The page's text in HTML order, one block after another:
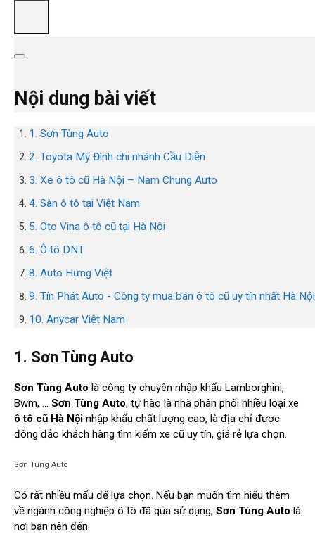
Nội dung bài viết
1. Sơn Tùng Auto
2. Toyota Mỹ Đình chi nhánh Cầu Diễn
3. Xe ô tô cũ Hà Nội – Nam Chung Auto
4. Sàn ô tô tại Việt Nam
5. Oto Vina ô tô cũ tại Hà Nội
6. Ô tô DNT
8. Auto Hưng Việt
9. Tín Phát Auto - Công ty mua bán ô tô cũ uy tín nhất Hà Nội
10. Anycar Việt Nam
1. Sơn Tùng Auto
Sơn Tùng Auto là công ty chuyên nhập khẩu Lamborghini,
Bwm, … Sơn Tùng Auto, tự hào là nhà phân phối nhiều loại xe
ô tô cũ Hà Nội nhập khẩu chất lượng cao, là địa chỉ được
đông đảo khách hàng tìm kiếm xe cũ uy tín, giá rẻ lựa chọn.
Sơn Tùng Auto
Có rất nhiều mẩu để lựa chọn. Nếu bạn muốn tìm hiểu thêm
về ngành công nghiệp ô tô đã qua sử dụng, Sơn Tùng Auto là
nơi bạn nên đến.